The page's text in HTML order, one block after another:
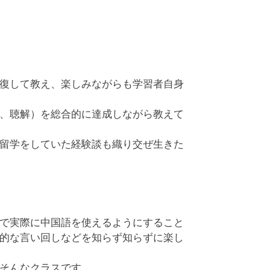
して教え、楽しみながらも学習者自身
聴解）を総合的に達成しながら教えて
学をしていた経験談も織り交ぜ生きた
実際に中国語を使えるようにすること
な言い回しなどを知らず知らずに楽し
んなクラスです。